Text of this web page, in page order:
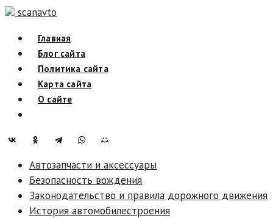
Skip
content
scanavto
Главная
Блог сайта
Политика сайта
Карта сайта
О сайте
Автозапчасти и аксессуары
Безопасность вождения
Законодательство и правила дорожного движения
История автомобилестроения